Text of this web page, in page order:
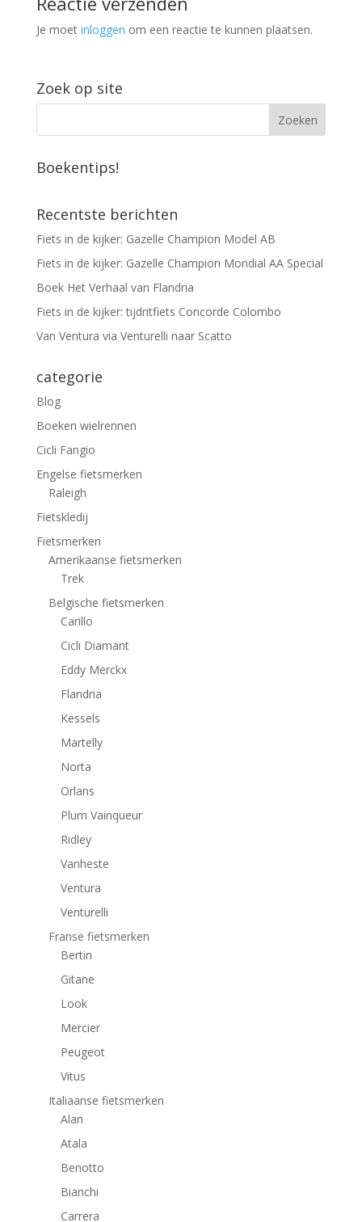
Je moet inloggen om een reactie te kunnen plaatsen.
Zoek op site
Boekentips!
Recentste berichten
Fiets in de kijker: Gazelle Champion Model AB
Fiets in de kijker: Gazelle Champion Mondial AA Special
Boek Het Verhaal van Flandria
Fiets in de kijker: tijdritfiets Concorde Colombo
Van Ventura via Venturelli naar Scatto
categorie
Blog
Boeken wielrennen
Cicli Fangio
Engelse fietsmerken
Raleigh
Fietskledij
Fietsmerken
Amerikaanse fietsmerken
Trek
Belgische fietsmerken
Carillo
Cicli Diamant
Eddy Merckx
Flandria
Kessels
Martelly
Norta
Orlans
Plum Vainqueur
Ridley
Vanheste
Ventura
Venturelli
Franse fietsmerken
Bertin
Gitane
Look
Mercier
Peugeot
Vitus
Italiaanse fietsmerken
Alan
Atala
Benotto
Bianchi
Carrera